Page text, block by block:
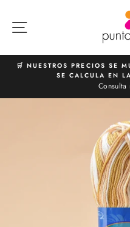
directamente
🛒 NUESTROS PRECIOS SE
SE CALCULA EN
Consulta